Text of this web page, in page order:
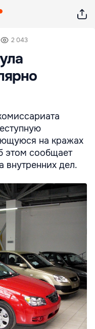
2 043
на кражах
этом сообщает
внутренних дел.